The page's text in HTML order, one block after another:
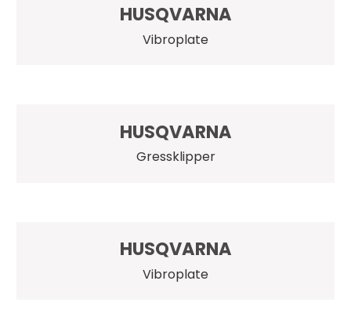
HUSQVARNA
Vibroplate
HUSQVARNA
Gressklipper
HUSQVARNA
Vibroplate